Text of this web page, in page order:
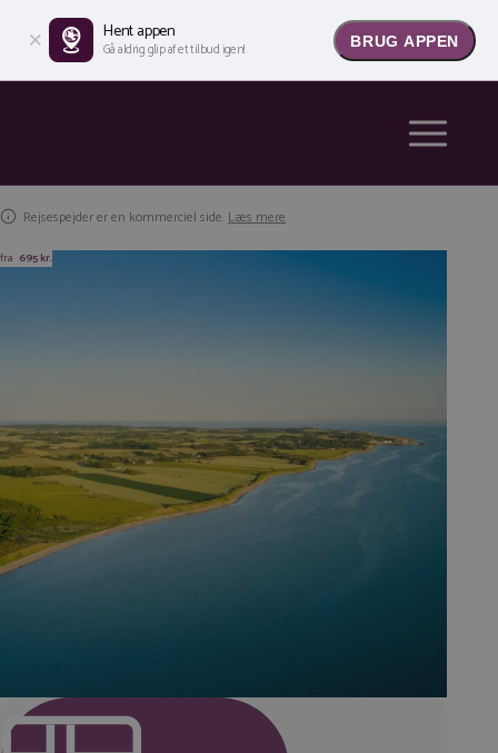
Rejsespejder er en kommerciel side. Læs mere
fra 695 kr.
Hent appen
Gå aldrig glip af et tilbud igen! BRUG APPEN